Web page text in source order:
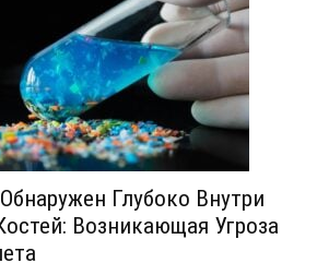
Глубоко Внутри
Возникающая Угроза